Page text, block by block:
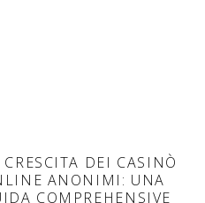
CRESCITA DEI CASINÒ
ANONIMI: UNA
COMPREHENSIVE